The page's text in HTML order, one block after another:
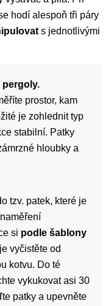
hodí alespoň tři páry
s jednotlivými
pergoly.
prostor, kam
je zohlednit typ
stabilní. Patky
hloubky a
tzv. patek, které je
si podle šablony
vyčistěte od
kotvu. Do té
vykukovat asi 30
patky a upevněte